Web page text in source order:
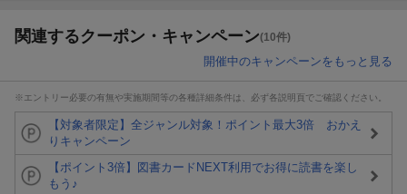
関連するクーポン・キャンペーン(10件)
開催中のキャンペーンをもっと見る
※エントリー必要の有無や実施期間等の各種詳細条件は、必ず各説明頁でご確認ください。
【対象者限定】全ジャンル対象！ポイント最大3倍 おかえ
りキャンペーン
【ポイント3倍】図書カードNEXT利用でお得に読書を楽し
もう♪